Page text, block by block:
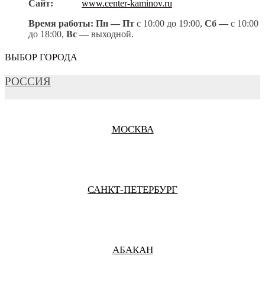
Сайт:
www.center-kaminov.ru
Время работы: Пн — Пт с 10:00 до 19:00, Сб — с 10:00
до 18:00, Вс — выходной.
ВЫБОР ГОРОДА
РОССИЯ
МОСКВА
САНКТ-ПЕТЕРБУРГ
АБАКАН